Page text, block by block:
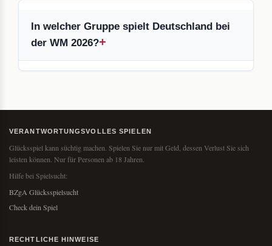
In welcher Gruppe spielt Deutschland bei
der WM 2026?
VERANTWORTUNGSVOLLES SPIELEN
Glücksspiel kann süchtig machen. Spielen Sie nur mit Geld, dessen Verlust Sie sich
leisten können. Nur für Personen ab 18 Jahren.
Hilfe bei Spielsucht:
BZgA Glücksspielsucht
Check dein Spiel
RECHTLICHE HINWEISE